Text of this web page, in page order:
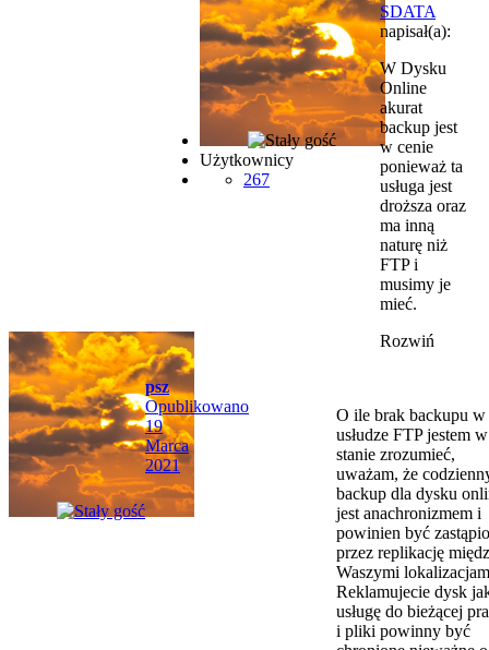
psz
Opublikowano
19
Marca
2021
Użytkownicy
267
SDATA
napisał(a):
W Dysku
Online
akurat
backup jest
w cenie
ponieważ ta
usługa jest
droższa oraz
ma inną
naturę niż
FTP i
musimy je
mieć.
Rozwiń
O ile brak backupu w
usłudze FTP jestem w
stanie zrozumieć,
uważam, że
backup dla dysku
jest anachronizmem i
powinien być
przez replikację
Waszymi
Reklamujecie dysk
usługę do bieżącej
i pliki powinny być